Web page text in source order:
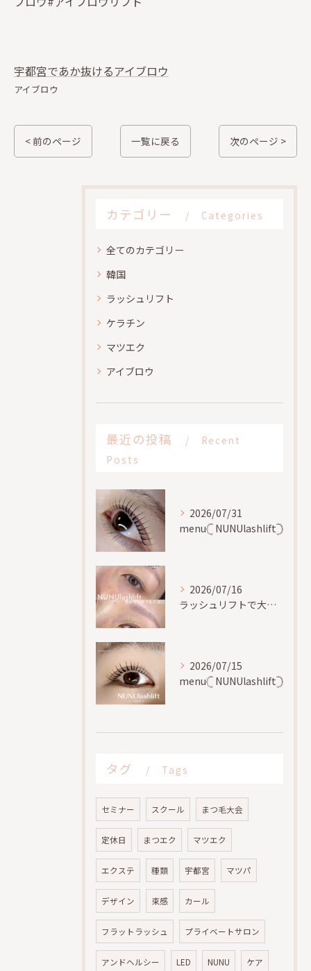
宇都宮であか抜けるアイブロウ
アイブロウ
< 前のページ 一覧に戻る 次のページ >
カテゴリー Categories
全てのカテゴリー
韓国
ラッシュリフト
ケラチン
マツエク
アイブロウ
最近の投稿
Recent
Posts
2026/07/31
menu𓊆 NUNUlashlift𓊇
2026/07/16
ラッシュリフトで大切な事、
2026/07/15
menu𓊆 NUNUlashlift𓊇
タグ Tags
セミナー スクール まつ毛大会
定休日 まつエク マツエク
エクステ 種類 宇都宮 マツパ
デザイン 束感 カール
フラットラッシュ プライベートサロン
アンドヘルシー LED NUNU ケア